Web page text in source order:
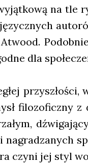
na tle
dla
przy­szło­ści,
filo­zo­ficz­ny z
czy­ni jej styl